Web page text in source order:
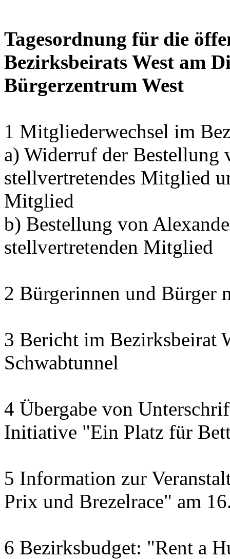
Tagesordnung für die
Bezirksbeirats West am
Bürgerzentrum West
1 Mitgliederwechsel im
a) Widerruf der
stellvertretendes Mitglied
Mitglied
b) Bestellung von
stellvertretenden Mitglied
2 Bürgerinnen und Bürger
3 Bericht im Bezirksbeirat
Schwabtunnel
4 Übergabe von
Initiative "Ein Platz für
5 Information zur
Prix und Brezelrace" am
6 Bezirksbudget: "Rent a